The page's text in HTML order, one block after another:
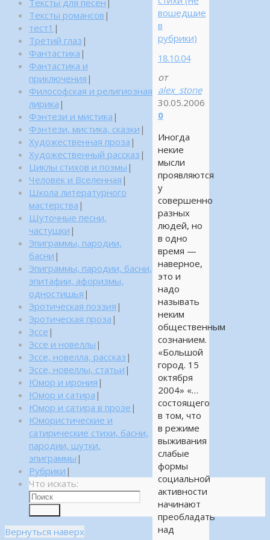
вошедшие
в
рубрики)
18.10.04
от
alex_stone
30.05.2006
0
Иногда
некие
мысли
проявляются
у
совершенно
разных
людей, но
в одно
время —
наверное,
это и
надо
называть
неким
общественным
сознанием.
«Большой
город. 15
октября
2004» «…
состоящего
в том, что
в режиме
выживания
слабые
формы
социальной
активности
начинают
преобладать
над
Тексты для песен
Тексты романсов |
тест1 |
Третий глаз |
Фантастика |
Фантастика и
приключения |
Философская и религиозная
лирика |
Фэнтези и мистика |
Фэнтези, мистика, сказки |
Художественная проза |
Художественный рассказ |
Циклы стихов и поэмы |
Человек и Вселенная |
Школа литературного
мастерства |
Шуточные песни,
частушки |
Эпиграммы, пародии,
басни |
Эпиграммы, пародии, басни,
эпитафии, афоризмы,
одностишья |
Эротическая поэзия |
Эротическая проза |
Эссе |
Эссе и новеллы |
Эссе, новелла, рассказ |
Эссе, новеллы, статьи |
Юмор и ирония |
Юмор и сатира |
Юмор и сатира в прозе |
Юмористические и
сатирические стихи, басни,
пародии, шутки,
эпиграммы |
Рубрики |
Что искать:
Вернуться наверх